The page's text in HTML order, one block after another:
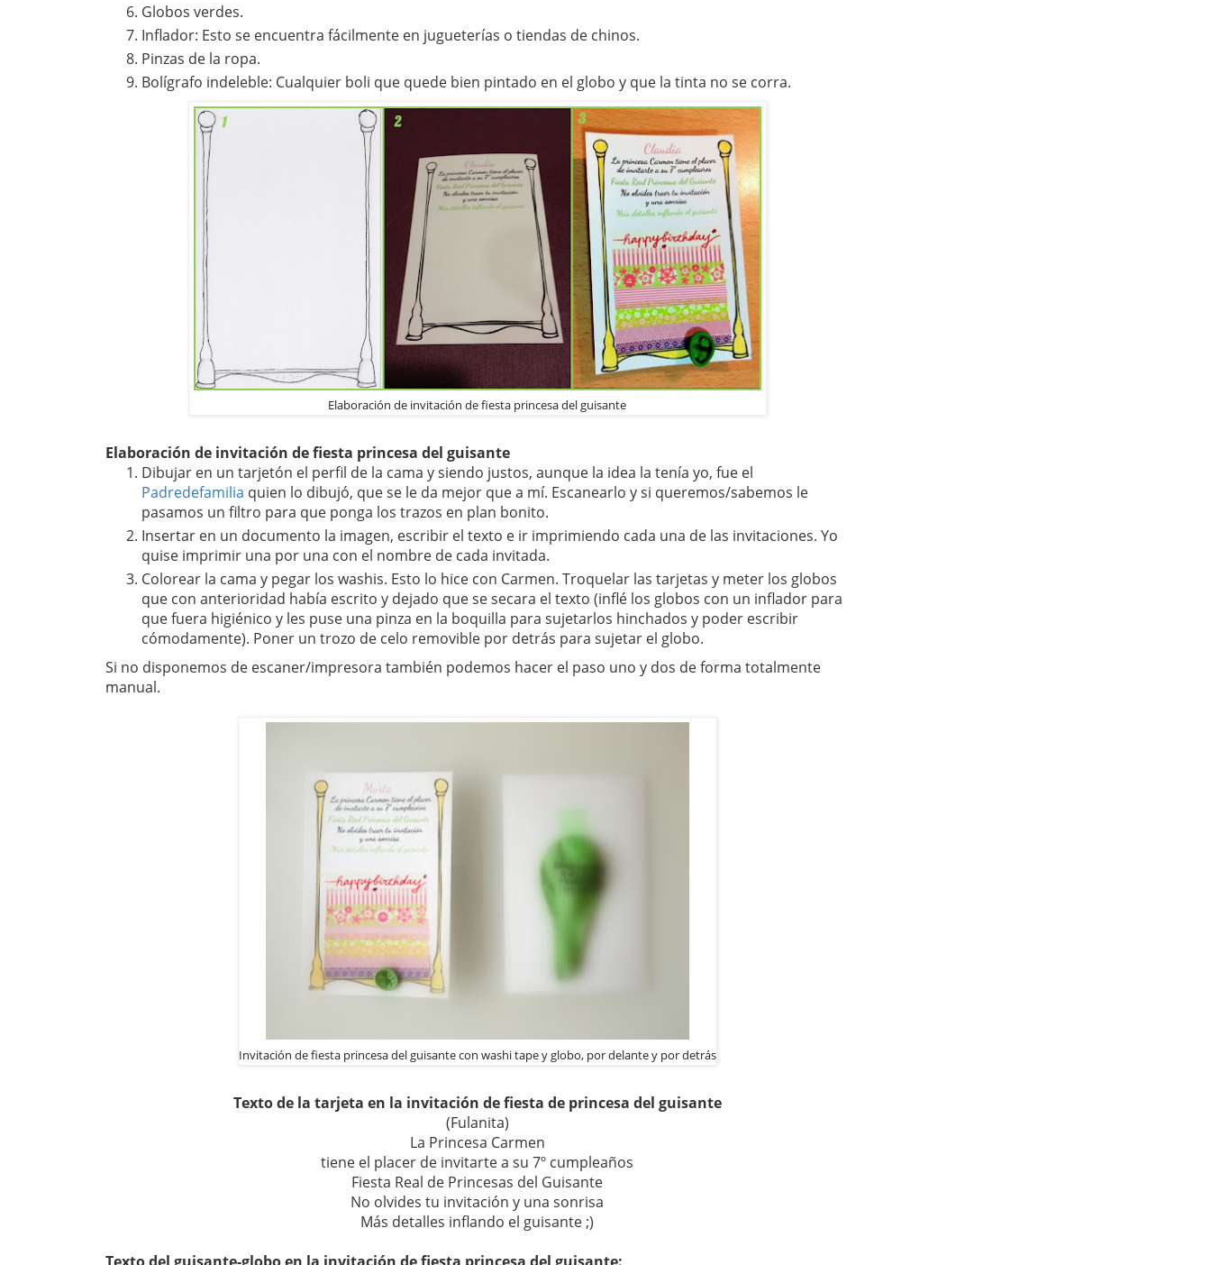
Globos verdes.
Inflador: Esto se encuentra fácilmente en jugueterías o tiendas de chinos.
Pinzas de la ropa.
Bolígrafo indeleble: Cualquier boli que quede bien pintado en el globo y que la tinta no se corra.
Elaboración de invitación de fiesta princesa del guisante
Elaboración de invitación de fiesta princesa del guisante
Dibujar en un tarjetón el perfil de la cama y siendo justos, aunque la idea la tenía yo, fue el
Padredefamilia quien lo dibujó, que se le da mejor que a mí. Escanearlo y si queremos/sabemos le
pasamos un filtro para que ponga los trazos en plan bonito.
Insertar en un documento la imagen, escribir el texto e ir imprimiendo cada una de las invitaciones. Yo
quise imprimir una por una con el nombre de cada invitada.
Colorear la cama y pegar los washis. Esto lo hice con Carmen. Troquelar las tarjetas y meter los globos
que con anterioridad había escrito y dejado que se secara el texto (inflé los globos con un inflador para
que fuera higiénico y les puse una pinza en la boquilla para sujetarlos hinchados y poder escribir
cómodamente). Poner un trozo de celo removible por detrás para sujetar el globo.
Si no disponemos de escaner/impresora también podemos hacer el paso uno y dos de forma totalmente
manual.
Invitación de fiesta princesa del guisante con washi tape y globo, por delante y por detrás
Texto de la tarjeta en la invitación de fiesta de princesa del guisante
(Fulanita)
La Princesa Carmen
tiene el placer de invitarte a su 7º cumpleaños
Fiesta Real de Princesas del Guisante
No olvides tu invitación y una sonrisa
Más detalles inflando el guisante ;)